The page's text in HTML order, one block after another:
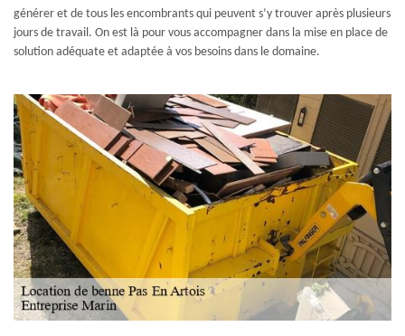
générer et de tous les encombrants qui peuvent s’y trouver après plusieurs
jours de travail. On est là pour vous accompagner dans la mise en place de
solution adéquate et adaptée à vos besoins dans le domaine.